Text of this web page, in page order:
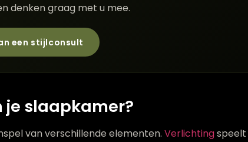
denken graag met u mee.
een stijlconsult
je slaapkamer?
van verschillende elementen. Verlichtingspeelt